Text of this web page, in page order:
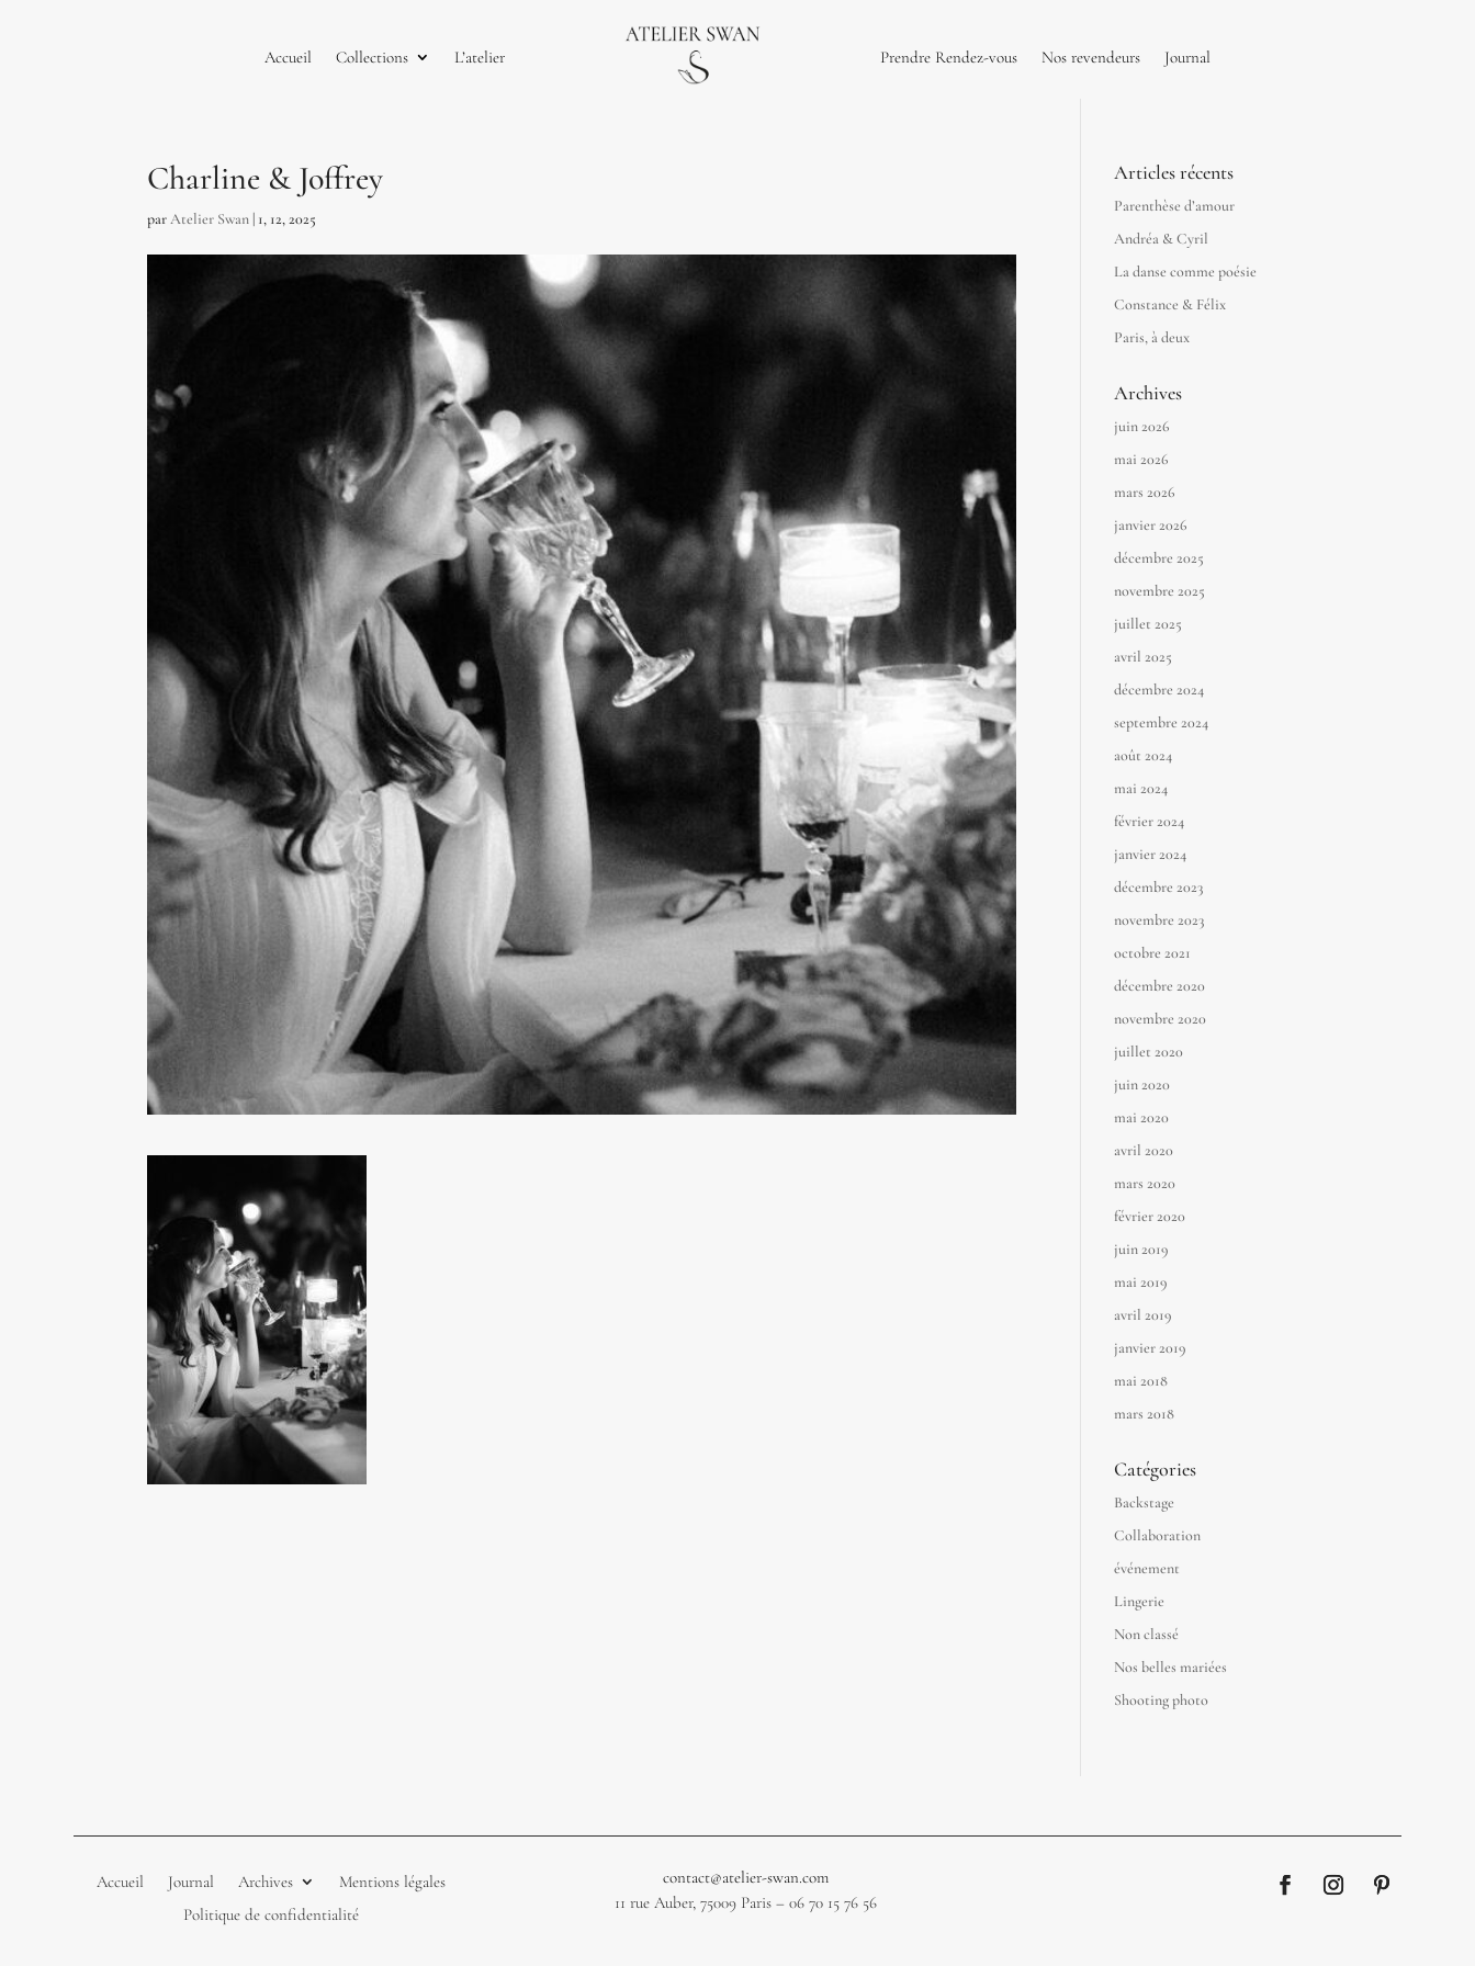
Accueil Collections L’atelier Prendre Rendez-vous Nos revendeurs Journal
Charline & Joffrey
parAtelier Swan | 1, 12, 2025
Articles récents
Parenthèse d’amour
Andréa & Cyril
La danse comme poésie
Constance & Félix
Paris, à deux
Archives
juin 2026
mai 2026
mars 2026
janvier 2026
décembre 2025
novembre 2025
juillet 2025
avril 2025
décembre 2024
septembre 2024
août 2024
mai 2024
février 2024
janvier 2024
décembre 2023
novembre 2023
octobre 2021
décembre 2020
novembre 2020
juillet 2020
juin 2020
mai 2020
avril 2020
mars 2020
février 2020
juin 2019
mai 2019
avril 2019
janvier 2019
mai 2018
mars 2018
Catégories
Backstage
Collaboration
événement
Lingerie
Non classé
Nos belles mariées
Shooting photo
Accueil Journal Archives
Mentions légales
Politique de confidentialité
contact@atelier-swan.com
11 rue Auber, 75009 Paris – 06 70 15 76 56